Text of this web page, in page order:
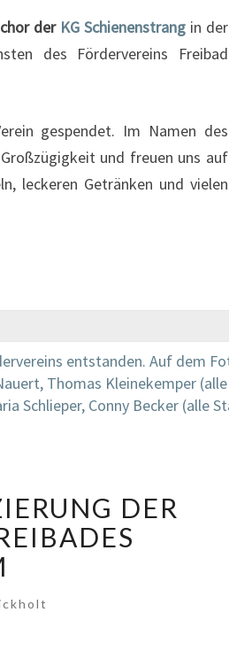
der KG Schienenstrangin der
des Fördervereins Freibad
gespendet. Im Namen des
und freuen uns auf
leckeren Getränken und vielen
DER